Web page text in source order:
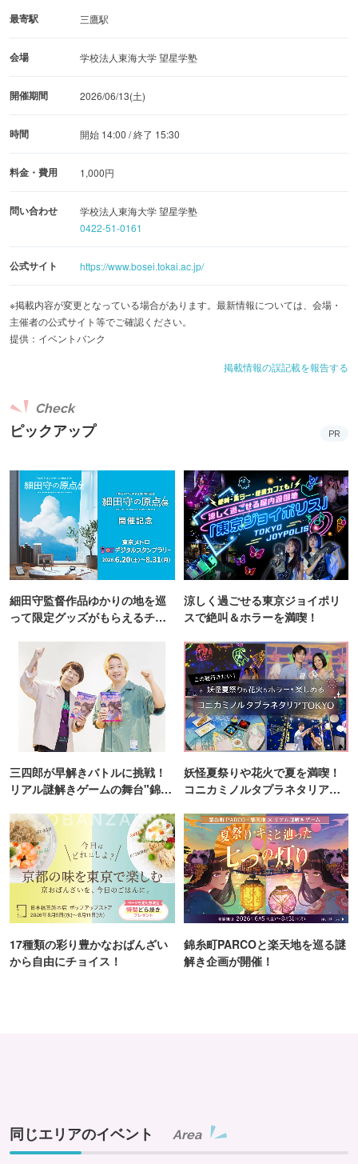
最寄駅 三鷹駅
会場 学校法人東海大学 望星学塾
開催期間 2026/06/13(土)
時間 開始 14:00 / 終了 15:30
料金・費用 1,000円
問い合わせ
学校法人東海大学 望星学塾
0422-51-0161
公式サイト https://www.bosei.tokai.ac.jp/
※掲載内容が変更となっている場合があります。最新情報については、会場・
主催者の公式サイト等でご確認ください。
提供：イベントバンク
掲載情報の誤記載を報告する
ピックアップ
Check
PR
細田守監督作品ゆかりの地を巡
って限定グッズがもらえるチャ
涼しく過ごせる東京ジョイポリ
スで絶叫＆ホラーを満喫！
三四郎が早解きバトルに挑戦！
リアル謎解きゲームの舞台"錦糸
妖怪夏祭りや花火で夏を満喫！
コニカミノルタプラネタリア
17種類の彩り豊かなおばんざい
から自由にチョイス！
錦糸町PARCOと楽天地を巡る謎
解き企画が開催！
同じエリアのイベント Area